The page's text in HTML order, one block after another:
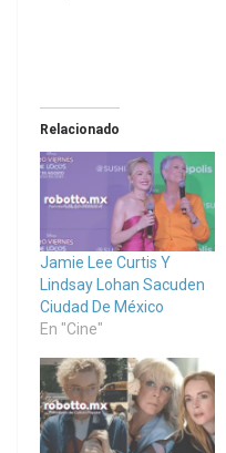
Relacionado
Jamie Lee Curtis Y
Lindsay Lohan Sacuden
Ciudad De México
En "Cine"